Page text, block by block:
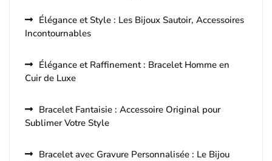
Élégance et Style : Les Bijoux Sautoir, Accessoires
Incontournables
Élégance et Raffinement : Bracelet Homme en
Cuir de Luxe
Bracelet Fantaisie : Accessoire Original pour
Sublimer Votre Style
Bracelet avec Gravure Personnalisée : Le Bijou